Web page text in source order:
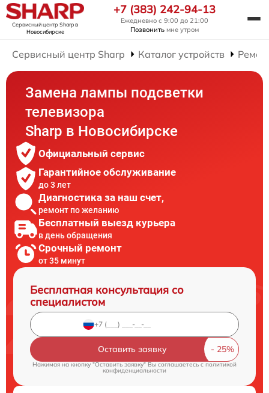
Сервисный центр Sharpв
Новосибирске
+7 (383) 242-94-13
Ежедневно с 9:00 до 21:00
Позвонить мне утром
Сервисный центр Sharp Каталог устройств
Замена лампы подсветки
телевизора
Sharp в Новосибирске
Официальный сервис
Гарантийное обслуживание
до 3 лет
Диагностика за наш счет,
ремонт по желанию
Бесплатный выезд курьера
в день обращения
Срочный ремонт
от 35 минут
Бесплатная консультация со
специалистом
Оставить заявку
Нажимая на кнопку "Оставить заявку" Вы соглашаетесь cполитикой
конфиденциальности